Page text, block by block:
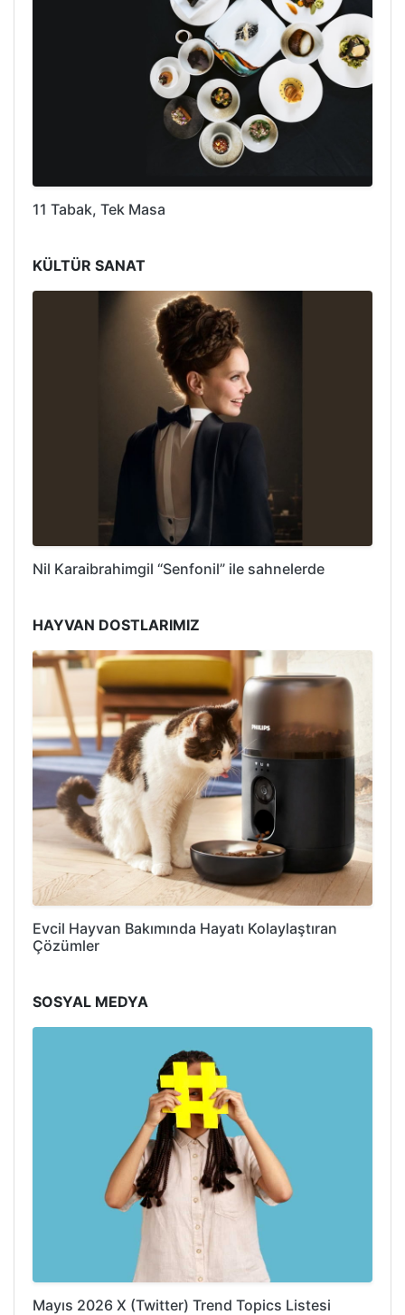
11 Tabak, Tek Masa
KÜLTÜR SANAT
Nil Karaibrahimgil “Senfonil” ile sahnelerde
HAYVAN DOSTLARIMIZ
Evcil Hayvan Bakımında Hayatı Kolaylaştıran
Çözümler
SOSYAL MEDYA
Mayıs 2026 X (Twitter) Trend Topics Listesi